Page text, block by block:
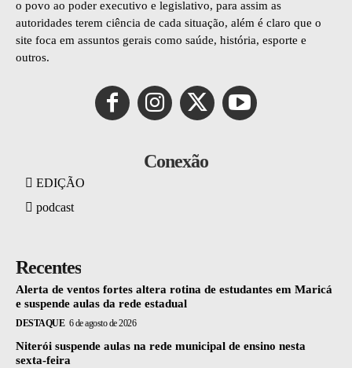
o povo ao poder executivo e legislativo, para assim as
autoridades terem ciência de cada situação, além é claro que o
site foca em assuntos gerais como saúde, história, esporte e
outros.
Conexão
EDIÇÃO
podcast
Recentes
Alerta de ventos fortes altera rotina de estudantes em Maricá
e suspende aulas da rede estadual
DESTAQUE 6 de agosto de 2026
Niterói suspende aulas na rede municipal de ensino nesta
sexta-feira